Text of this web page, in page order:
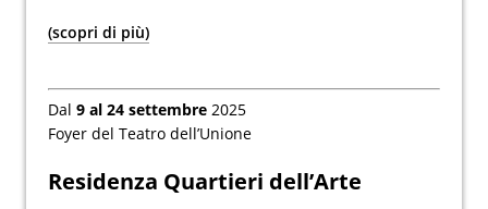
(scopri di più)
Dal 9 al 24 settembre 2025
Foyer del Teatro dell’Unione
Residenza Quartieri dell’Arte